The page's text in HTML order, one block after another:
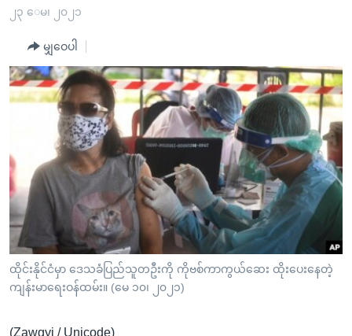
ပင်မ
ကျော်
ကြည့်
အ
ညွန်း
စာမျက်နှာ
သို့
ကျော်
ကြည့်
ရန်
ရန်
အစ္စရေး-ပါလက်စတိုင်း
အင်္ဂလိပ်စာလေ့လာမယ်
အမေရိကန်သုံးအီဒီယံ
မကြေးမုံရဲ့ အင်္ဂလိပ်စာ
ရုပ်ရှင်ထဲက အင်္ဂလိပ်စာ
သုတပဒေသာ အင်္ဂလိပ်စာ
အပတ်စဉ်ကဏ္ဍများ
ရေဒီယို
ရေဒီယိုနှင့်ရုပ်သံ အချက်အလက်များ
ရေဒီယို/တီဗွီအစီအစဉ်
Learning English
ဗွီအိုအေ လူမှုကွန်ယက်များ
၂၃ ေမ၊ ၂၀၂၁
မျှဝေပါ
ထိုင်းနိုင်ငံမှာ ဒေသခံပြည်သူတဦးကို ကိုဗစ်ကာကွယ်ဆေး ထိုးပေးနေတဲ့
ကျန်းမာရေးဝန်ထမ်း။ (မေ ၁၀၊ ၂၀၂၁)
(Zawgyi / Unicode)